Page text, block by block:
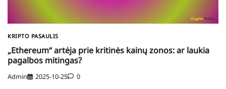
KRIPTO PASAULIS
„Ethereum“ artėja prie kritinės kainų zonos: ar laukia
pagalbos mitingas?
Admin 2025-10-25 0